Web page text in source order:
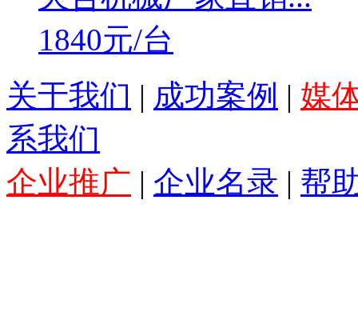
天合机械厂家直销...
1840元/台
关于我们 | 成功案例 | 媒
系我们
企业推广 | 企业名录 | 帮